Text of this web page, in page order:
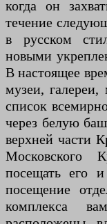
когда он
течение
в русском
новыми
В настоящее
музеи,
список
через белую
верхней части
Московского
посещать его
посещение
комплекса